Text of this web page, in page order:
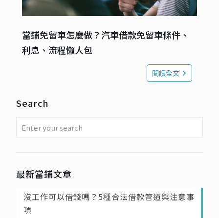
當鋪免留車怎麼做？汽車借款免留車條件、
利息、流程懶人包
閱讀全文
Search
最新當鋪文章
沒工作可以借錢嗎？5種合法借款管道與注意事
項